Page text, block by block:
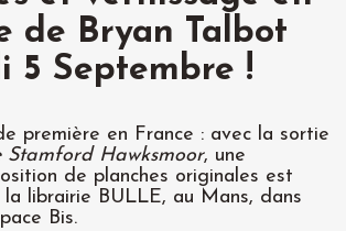
de Bryan Talbot
5 Septembre !
première en France : avec la sortie
Stamford Hawksmoor, une
de planches originales est
la librairie BULLE, au Mans, dans
Bis.